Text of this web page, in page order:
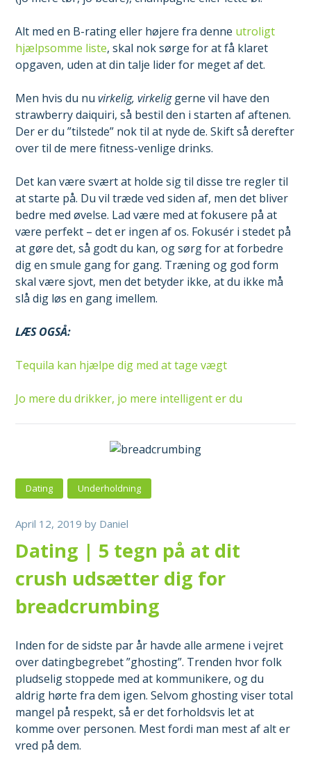
Alt med en B-rating eller højere fra denne utroligt
hjælpsomme liste, skal nok sørge for at få klaret
opgaven, uden at din talje lider for meget af det.
Men hvis du nuvirkelig, virkeliggerne vil have den
strawberry daiquiri, så bestil den i starten af aftenen.
Der er du ”tilstede” nok til at nyde de. Skift så derefter
over til de mere fitness-venlige drinks.
Det kan være svært at holde sig til disse tre regler til
at starte på. Du vil træde ved siden af, men det bliver
bedre med øvelse. Lad være med at fokusere på at
være perfekt – det er ingen af os. Fokusér i stedet på
at gøre det, så godt du kan, og sørg for at forbedre
dig en smule gang for gang. Træning og god form
skal være sjovt, men det betyder ikke, at du ikke må
slå dig løs en gang imellem.
LÆS OGSÅ:
Tequila kan hjælpe dig med at tage vægt
Jo mere du drikker, jo mere intelligent er du
Dating Underholdning
April 12, 2019 by Daniel
Dating | 5 tegn på at dit
crush udsætter dig for
breadcrumbing
Inden for de sidste par år havde alle armene i vejret
over datingbegrebet ”ghosting”. Trenden hvor folk
pludselig stoppede med at kommunikere, og du
aldrig hørte fra dem igen. Selvom ghosting viser total
mangel på respekt, så er det forholdsvis let at
komme over personen. Mest fordi man mest af alt er
vred på dem.